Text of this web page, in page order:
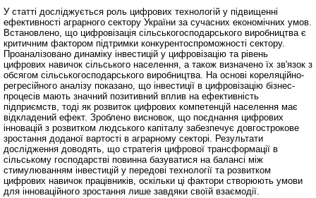
У статті досліджується роль цифрових технологій у підвищенні
ефективності аграрного сектору України за сучасних економічних умов.
Встановлено, що цифровізація сільськогосподарського виробництва є
критичним фактором підтримки конкурентоспроможності сектору.
Проаналізовано динаміку інвестицій у цифровізацію та рівень
цифрових навичок сільського населення, а також визначено їх зв'язок з
обсягом сільськогосподарського виробництва. На основі кореляційно-
регресійного аналізу показано, що інвестиції в цифровізацію бізнес-
процесів мають значний позитивний вплив на ефективність
підприємств, тоді як розвиток цифрових компетенцій населення має
відкладений ефект. Зроблено висновок, що поєднання цифрових
інновацій з розвитком людського капіталу забезпечує довгострокове
зростання доданої вартості в аграрному секторі. Результати
дослідження доводять, що стратегія цифрової трансформації в
сільському господарстві повинна базуватися на балансі між
стимулюванням інвестицій у передові технології та розвитком
цифрових навичок працівників, оскільки ці фактори створюють умови
для інноваційного зростання лише завдяки своїй взаємодії.